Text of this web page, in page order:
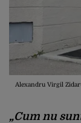
Alexandru Virgil
„Cum nu